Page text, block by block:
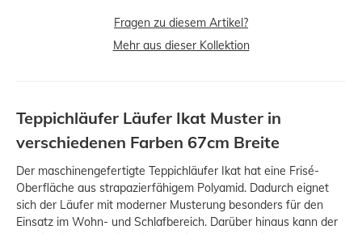
Fragen zu diesem Artikel?
Mehr aus dieser Kollektion
Teppichläufer Läufer Ikat Muster in
verschiedenen Farben 67cm Breite
Der maschinengefertigte Teppichläufer Ikat hat eine Frisé-
Oberfläche aus strapazierfähigem Polyamid. Dadurch eignet
sich der Läufer mit moderner Musterung besonders für den
Einsatz im Wohn- und Schlafbereich. Darüber hinaus kann der